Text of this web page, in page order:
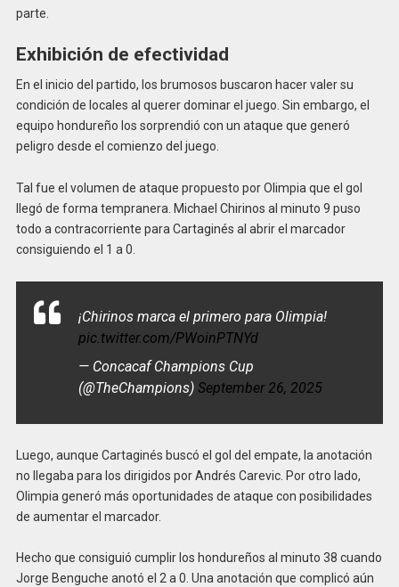
parte.
Exhibición de efectividad
En el inicio del partido, los brumosos buscaron hacer valer su
condición de locales al querer dominar el juego. Sin embargo, el
equipo hondureño los sorprendió con un ataque que generó
peligro desde el comienzo del juego.
Tal fue el volumen de ataque propuesto por Olimpia que el gol
llegó de forma tempranera. Michael Chirinos al minuto 9 puso
todo a contracorriente para Cartaginés al abrir el marcador
consiguiendo el 1 a 0.
¡Chirinos marca el primero para Olimpia!
pic.twitter.com/PWoinPTNYd
— Concacaf Champions Cup
(@TheChampions) September 26, 2025
Luego, aunque Cartaginés buscó el gol del empate, la anotación
no llegaba para los dirigidos por Andrés Carevic. Por otro lado,
Olimpia generó más oportunidades de ataque con posibilidades
de aumentar el marcador.
Hecho que consiguió cumplir los hondureños al minuto 38 cuando
Jorge Benguche anotó el 2 a 0. Una anotación que complicó aún